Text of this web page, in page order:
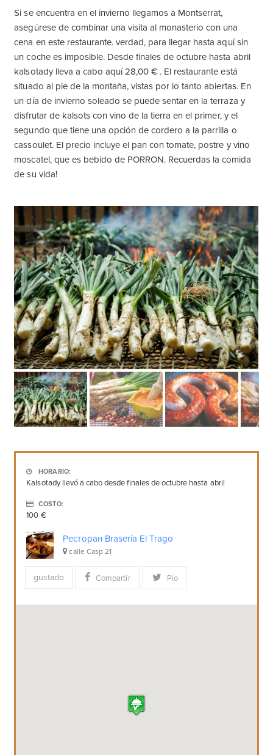
Si se encuentra en el invierno llegamos a Montserrat,
asegúrese de combinar una visita al monasterio con una
cena en este restaurante. verdad, para llegar hasta aquí sin
un coche es imposible. Desde finales de octubre hasta abril
kalsotady lleva a cabo aquí 28,00 € . El restaurante está
situado al pie de la montaña, vistas por lo tanto abiertas. En
un día de invierno soleado se puede sentar en la terraza y
disfrutar de kalsots con vino de la tierra en el primer, y el
segundo que tiene una opción de cordero a la parrilla o
cassoulet. El precio incluye el pan con tomate, postre y vino
moscatel, que es bebido de PORRON. Recuerdas la comida
de su vida!
HORARIO:
Kalsotady llevó a cabo desde finales de octubre hasta abril
COSTO:
100 €
Ресторан Brasería El Trago
calle Casp 21
gustado Compartir Pío